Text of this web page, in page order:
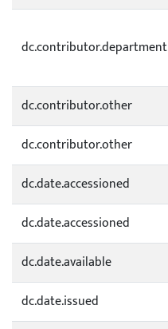
dc.contributor.department
dc.contributor.other
dc.contributor.other
dc.date.accessioned
dc.date.accessioned
dc.date.available
dc.date.issued